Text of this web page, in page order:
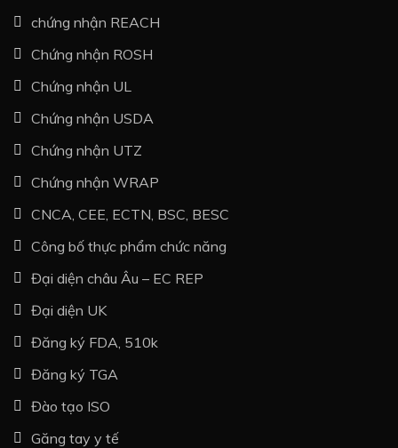
chứng nhận REACH
Chứng nhận ROSH
Chứng nhận UL
Chứng nhận USDA
Chứng nhận UTZ
Chứng nhận WRAP
CNCA, CEE, ECTN, BSC, BESC
Công bố thực phẩm chức năng
Đại diện châu Âu – EC REP
Đại diện UK
Đăng ký FDA, 510k
Đăng ký TGA
Đào tạo ISO
Găng tay y tế